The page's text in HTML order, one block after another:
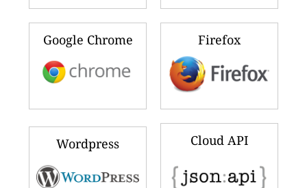
Google Chrome Firefox
Wordpress Cloud API